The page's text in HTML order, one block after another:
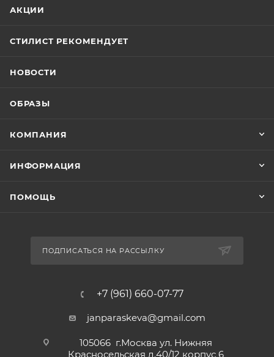
АКЦИИ
СТИЛИСТ РЕКОМЕНДУЕТ
НОВОСТИ
ОБРАЗЫ
КОМПАНИЯ
ИНФОРМАЦИЯ
ПОМОЩЬ
ПОДПИСАТЬСЯ НА РАССЫЛКУ
+7 (961) 660-07-77
janparaskeva@gmail.com
105066 г.Москва ул. Нижняя
Красносельская д.40/12 корпус 6